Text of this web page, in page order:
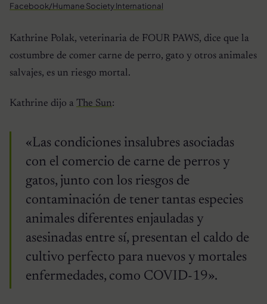
Facebook/Humane Society International
Kathrine Polak, veterinaria de FOUR PAWS, dice que la
costumbre de comer carne de perro, gato y otros animales
salvajes, es un riesgo mortal.
Kathrine dijo a The Sun:
«Las condiciones insalubres asociadas
con el comercio de carne de perros y
gatos, junto con los riesgos de
contaminación de tener tantas especies
animales diferentes enjauladas y
asesinadas entre sí, presentan el caldo de
cultivo perfecto para nuevos y mortales
enfermedades, como COVID-19».